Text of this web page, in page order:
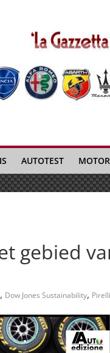
AUTOTEST
gebied
, Dow Jones Sustainability, Pirelli